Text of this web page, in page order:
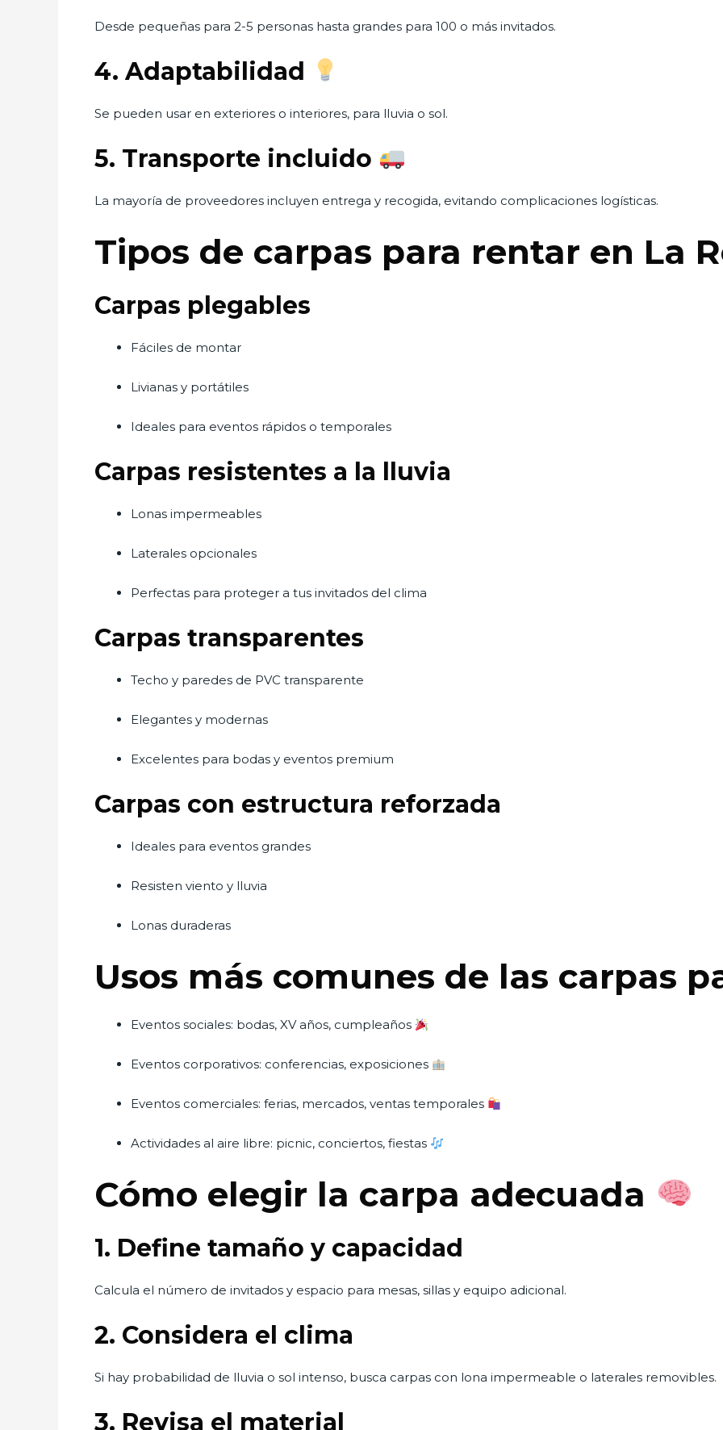
Desde pequeñas para 2-5 personas hasta grandes para 100 o más invitados.
4. Adaptabilidad
Se pueden usar en exteriores o interiores, para lluvia o sol.
5. Transporte incluido
La mayoría de proveedores incluyen entrega y recogida, evitando complicaciones logísticas.
Tipos de carpas para rentar en La
Carpas plegables
Fáciles de montar
Livianas y portátiles
Ideales para eventos rápidos o temporales
Carpas resistentes a la lluvia
Lonas impermeables
Laterales opcionales
Perfectas para proteger a tus invitados del clima
Carpas transparentes
Techo y paredes de PVC transparente
Elegantes y modernas
Excelentes para bodas y eventos premium
Carpas con estructura reforzada
Ideales para eventos grandes
Resisten viento y lluvia
Lonas duraderas
Usos más comunes de las carpas
Eventos sociales: bodas, XV años, cumpleaños
Eventos corporativos: conferencias, exposiciones
Eventos comerciales: ferias, mercados, ventas temporales
Actividades al aire libre: picnic, conciertos, fiestas
Cómo elegir la carpa adecuada
1. Define tamaño y capacidad
Calcula el número de invitados y espacio para mesas, sillas y equipo adicional.
2. Considera el clima
Si hay probabilidad de lluvia o sol intenso, busca carpas con lona impermeable o laterales removibles.
3. Revisa el material